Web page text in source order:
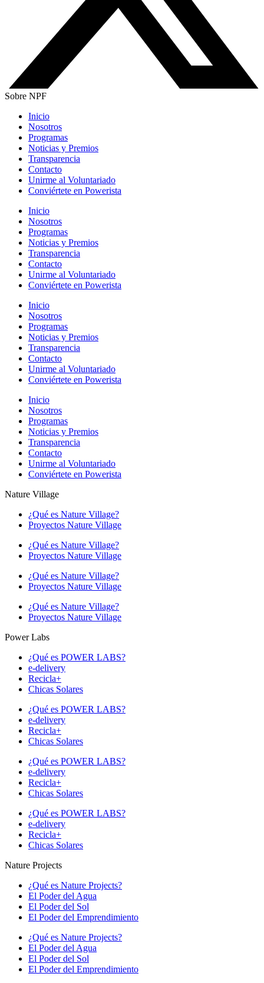
Sobre NPF
Inicio
Nosotros
Programas
Noticias y Premios
Transparencia
Contacto
Unirme al Voluntariado
Conviértete en Powerista
Inicio
Nosotros
Programas
Noticias y Premios
Transparencia
Contacto
Unirme al Voluntariado
Conviértete en Powerista
Inicio
Nosotros
Programas
Noticias y Premios
Transparencia
Contacto
Unirme al Voluntariado
Conviértete en Powerista
Inicio
Nosotros
Programas
Noticias y Premios
Transparencia
Contacto
Unirme al Voluntariado
Conviértete en Powerista
Nature Village
¿Qué es Nature Village?
Proyectos Nature Village
¿Qué es Nature Village?
Proyectos Nature Village
¿Qué es Nature Village?
Proyectos Nature Village
¿Qué es Nature Village?
Proyectos Nature Village
Power Labs
¿Qué es POWER LABS?
e-delivery
Recicla+
Chicas Solares
¿Qué es POWER LABS?
e-delivery
Recicla+
Chicas Solares
¿Qué es POWER LABS?
e-delivery
Recicla+
Chicas Solares
¿Qué es POWER LABS?
e-delivery
Recicla+
Chicas Solares
Nature Projects
¿Qué es Nature Projects?
El Poder del Agua
El Poder del Sol
El Poder del Emprendimiento
¿Qué es Nature Projects?
El Poder del Agua
El Poder del Sol
El Poder del Emprendimiento